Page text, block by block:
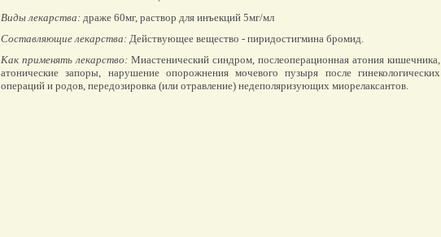
Виды лекарства: драже 60мг, раствор для инъекций 5мг/мл
Составляющие лекарства: Действующее вещество - пиридостигмина бромид.
Как применять лекарство: Миастенический синдром, послеоперационная атония кишечника,
атонические запоры, нарушение опорожнения мочевого пузыря после гинекологических
операций и родов, передозировка (или отравление) недеполяризующих миорелаксантов.